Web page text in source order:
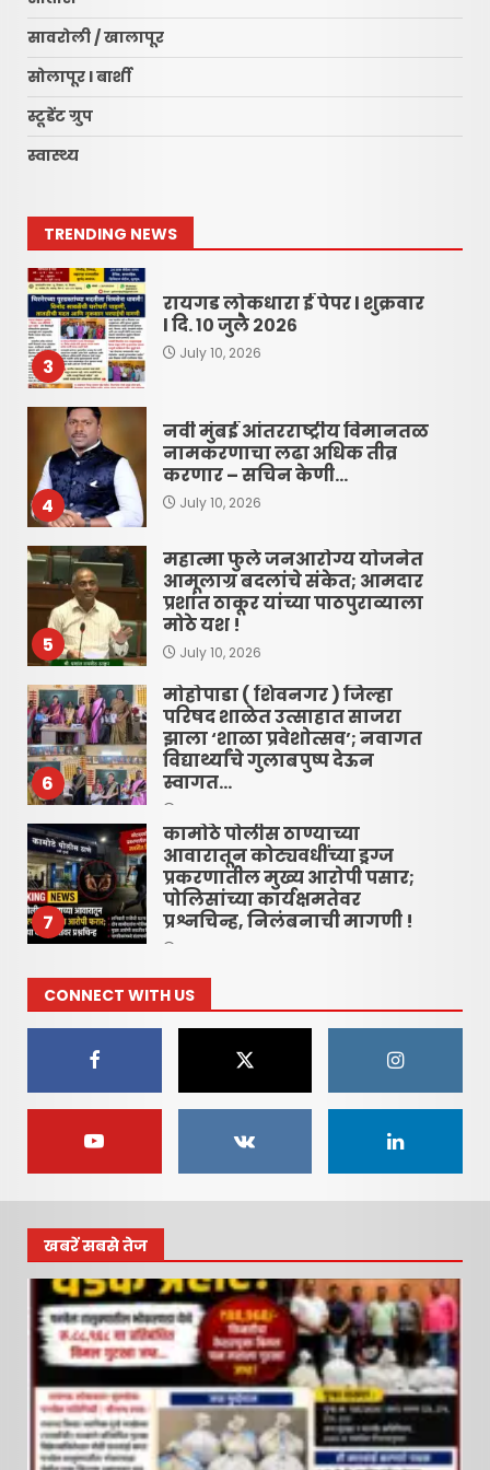
सावरोली / खालापूर
सोलापूर l बार्शी
स्टूडेंट ग्रुप
स्वास्थ्य
TRENDING NEWS
1
रायगड लोकधारा ई पेपर शुक्रवार,
दि. १० जुलै २०२६
2
July 10, 2026
3
रायगड लोकधारा ई पेपर l शुक्रवार
l दि. १० जुलै २०२६
July 10, 2026
4
नवी मुंबई आंतरराष्ट्रीय विमानतळ
नामकरणाचा लढा अधिक तीव्र
करणार – सचिन केणी…
July 10, 2026
5
महात्मा फुले जनआरोग्य योजनेत
आमूलाग्र बदलांचे संकेत; आमदार
प्रशांत ठाकूर यांच्या पाठपुराव्याला
मोठे यश !
July 10, 2026
6
मोहोपाडा ( शिवनगर ) जिल्हा
परिषद शाळेत उत्साहात साजरा
झाला ‘शाळा प्रवेशोत्सव’; नवागत
विद्यार्थ्यांचे गुलाबपुष्प देऊन
स्वागत…
7
कामोठे पोलीस ठाण्याच्या
आवारातून कोट्यवधींच्या ड्रग्ज
प्रकरणातील मुख्य आरोपी पसार;
पोलिसांच्या कार्यक्षमतेवर
प्रश्नचिन्ह, निलंबनाची मागणी !
रायगड लोकधारा ई पेपर शुक्रवार,
दि. १० जुलै २०२६
July 10, 2026
2
रायगड लोकधारा ई पेपर l शुक्रवार,
3
रायगड लोकधारा ई पेपर l शुक्रवार
l दि. १० जुलै २०२६
July 10, 2026
नवी मुंबई आंतरराष्ट्रीय विमानतळ
नामकरणाचा लढा अधिक तीव्र
करणार – सचिन केणी…
CONNECT WITH US
खबरें सबसे तेज